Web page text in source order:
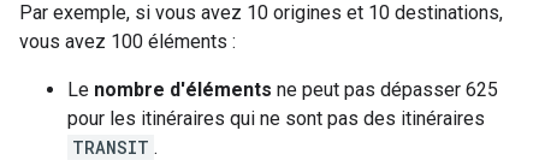
Par exemple, si vous avez 10 origines et 10 destinations,
vous avez 100 éléments :
Le nombre d'éléments ne peut pas dépasser 625
pour les itinéraires qui ne sont pas des itinéraires
TRANSIT .